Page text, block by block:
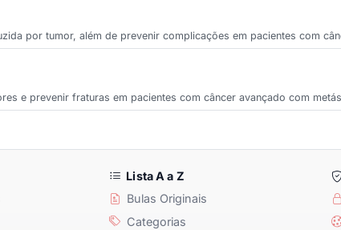
por tumor, além de prevenir complicações em pacientes com
e prevenir fraturas em pacientes com câncer avançado com
Lista A a Z
Bulas Originais
Categorias